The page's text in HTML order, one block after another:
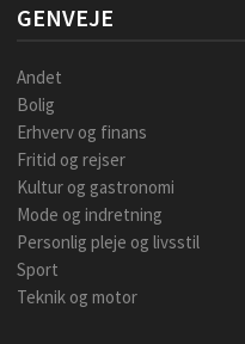
GENVEJE
Andet
Bolig
Erhverv og finans
Fritid og rejser
Kultur og gastronomi
Mode og indretning
Personlig pleje og livsstil
Sport
Teknik og motor